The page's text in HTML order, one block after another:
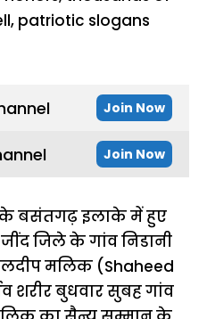
Join Now
Join Now
बसंतगढ़ इलाके में हुए
जिले के गांव निडानी
मलिक (Shaheed
शरीर बुधवार सुबह गांव